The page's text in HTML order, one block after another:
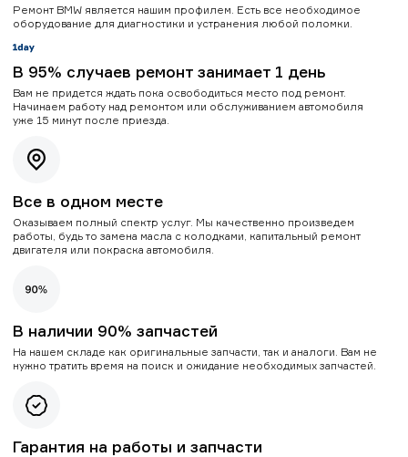
Ремонт BMW является нашим профилем. Есть все необходимое
оборудование для диагностики и устранения любой поломки.
В 95% случаев ремонт занимает 1 день
Вам не придется ждать пока освободиться место под ремонт.
Начинаем работу над ремонтом или обслуживанием автомобиля
уже 15 минут после приезда.
Все в одном месте
Оказываем полный спектр услуг. Мы качественно произведем
работы, будь то замена масла с колодками, капитальный ремонт
двигателя или покраска автомобиля.
В наличии 90% запчастей
На нашем складе как оригинальные запчасти, так и аналоги. Вам не
нужно тратить время на поиск и ожидание необходимых запчастей.
Гарантия на работы и запчасти